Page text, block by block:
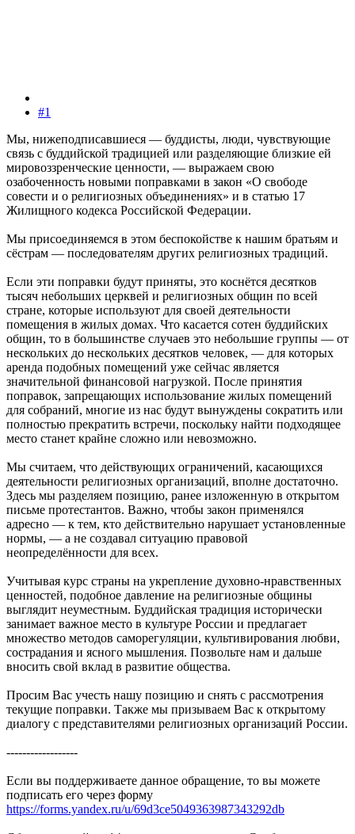
#1
Мы, нижеподписавшиеся — буддисты, люди, чувствующие
связь с буддийской традицией или разделяющие близкие ей
мировоззренческие ценности, — выражаем свою
озабоченность новыми поправками в закон «О свободе
совести и о религиозных объединениях» и в статью 17
Жилищного кодекса Российской Федерации.
Мы присоединяемся в этом беспокойстве к нашим братьям и
сёстрам — последователям других религиозных традиций.
Если эти поправки будут приняты, это коснётся десятков
тысяч небольших церквей и религиозных общин по всей
стране, которые используют для своей деятельности
помещения в жилых домах. Что касается сотен буддийских
общин, то в большинстве случаев это небольшие группы — от
нескольких до нескольких десятков человек, — для которых
аренда подобных помещений уже сейчас является
значительной финансовой нагрузкой. После принятия
поправок, запрещающих использование жилых помещений
для собраний, многие из нас будут вынуждены сократить или
полностью прекратить встречи, поскольку найти подходящее
место станет крайне сложно или невозможно.
Мы считаем, что действующих ограничений, касающихся
деятельности религиозных организаций, вполне достаточно.
Здесь мы разделяем позицию, ранее изложенную в открытом
письме протестантов. Важно, чтобы закон применялся
адресно — к тем, кто действительно нарушает установленные
нормы, — а не создавал ситуацию правовой
неопределённости для всех.
Учитывая курс страны на укрепление духовно-нравственных
ценностей, подобное давление на религиозные общины
выглядит неуместным. Буддийская традиция исторически
занимает важное место в культуре России и предлагает
множество методов саморегуляции, культивирования любви,
сострадания и ясного мышления. Позвольте нам и дальше
вносить свой вклад в развитие общества.
Просим Вас учесть нашу позицию и снять с рассмотрения
текущие поправки. Также мы призываем Вас к открытому
диалогу с представителями религиозных организаций России.
------------------
Если вы поддерживаете данное обращение, то вы можете
подписать его через форму
https://forms.yandex.ru/u/69d3ce5049363987343292db